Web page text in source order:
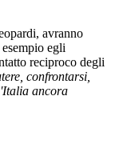
avranno
egli
reciproco degli
confrontarsi,
ancora